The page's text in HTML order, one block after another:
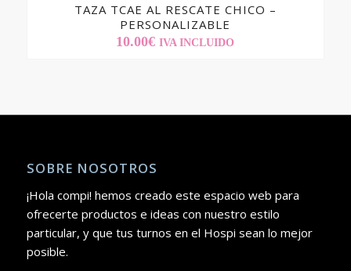
TAZA TCAE AL RESCATE CHICO –
PERSONALIZABLE
10.00€ IVA INCLUIDO
SOBRE NOSOTROS
¡Hola compi! hemos creado este espacio web para
ofrecerte productos e ideas con nuestro estilo
particular, y que tus turnos en el Hospi sean lo mejor
posible.